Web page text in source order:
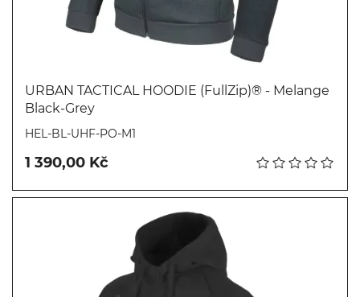
URBAN TACTICAL HOODIE (FullZip)® - Melange
Black-Grey
HEL-BL-UHF-PO-M1
1 390,00 Kč